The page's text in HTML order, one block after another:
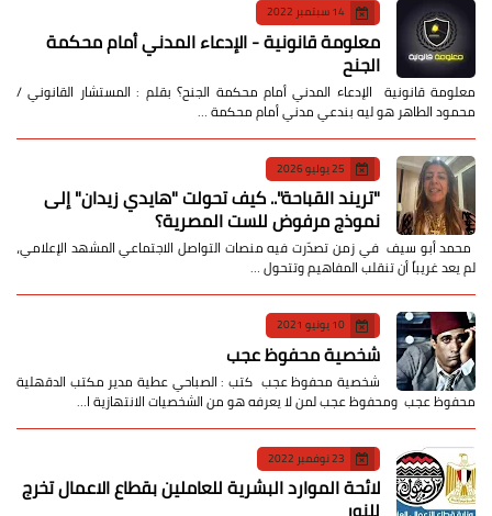
14 سبتمبر 2022
معلومة قانونية - الإدعاء المدني أمام محكمة
الجنح
معلومة قانونية الإدعاء المدني أمام محكمة الجنح؟ بقلم : المستشار القانوني /
محمود الطاهر هو ليه بندعي مدني أمام محكمة …
25 يوليو 2026
​"تريند القباحة".. كيف تحولت "هايدي زيدان" إلى
نموذج مرفوض للست المصرية؟
​ محمد أبو سيف ​في زمن تصدّرت فيه منصات التواصل الاجتماعي المشهد الإعلامي،
لم يعد غريباً أن تنقلب المفاهيم وتتحول …
10 يونيو 2021
شخصية محفوظ عجب
شخصية محفوظ عجب كتب : الصباحي عطية مدير مكتب الدقهلية
محفوظ عجب ومحفوظ عجب لمن لا يعرفه هو من الشخصيات الانتهازية ا…
23 نوفمبر 2022
لائحة الموارد البشرية للعاملين بقطاع الاعمال تخرج